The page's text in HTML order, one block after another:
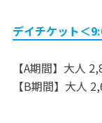
デイチケット＜
【A期間】大人
【B期間】大人